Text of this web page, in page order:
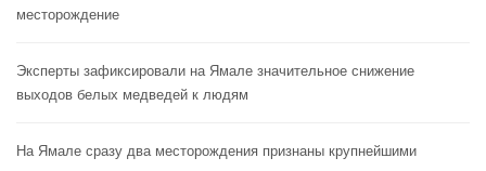
месторождение
Эксперты зафиксировали на Ямале значительное снижение
выходов белых медведей к людям
На Ямале сразу два месторождения признаны крупнейшими